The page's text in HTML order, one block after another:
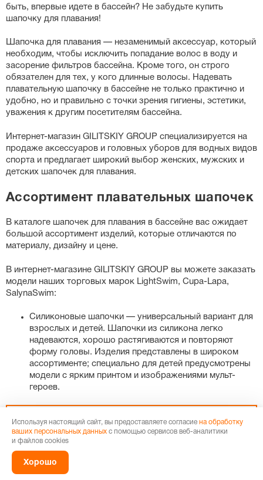
быть, впервые идете в бассейн? Не забудьте купить
шапочку для плавания!
Шапочка для плавания — незаменимый аксессуар, который
необходим, чтобы исключить попадание волос в воду и
засорение фильтров бассейна. Кроме того, он строго
обязателен для тех, у кого длинные волосы. Надевать
плавательную шапочку в бассейне не только практично и
удобно, но и правильно с точки зрения гигиены, эстетики,
уважения к другим посетителям бассейна.
Интернет-магазин GILITSKIY GROUP специализируется на
продаже аксессуаров и головных уборов для водных видов
спорта и предлагает широкий выбор женских, мужских и
детских шапочек для плавания.
Ассортимент плавательных шапочек
В каталоге шапочек для плавания в бассейне вас ожидает
большой ассортимент изделий, которые отличаются по
материалу, дизайну и цене.
В интернет-магазине GILITSKIY GROUP вы можете заказать
модели наших торговых марок LightSwim, Cupa-Lapa,
SalynaSwim:
Силиконовые шапочки — универсальный вариант для
взрослых и детей. Шапочки из силикона легко
надеваются, хорошо растягиваются и повторяют
форму головы. Изделия представлены в широком
ассортименте; специально для детей предусмотрены
модели с ярким принтом и изображениями мульт-
героев.
Берегите силиконовые плавательные шапочки от остро-
колющих предметов! У таких моделей есть
существенный недостаток: они легко рвутся от
незначительного укола или пореза. Если вы хотите,
чтобы изделие из силикона прослужило вам как можно
дольше, соблюдайте правила по надеванию и уходу.
Используя настоящий сайт, вы предоставляете согласие на обработку
ваших персональных данных с помощью сервисов веб-аналитики
и файлов cookies
Хорошо